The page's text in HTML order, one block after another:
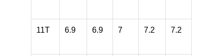
11T 6.9 6.9 7 7.2 7.2